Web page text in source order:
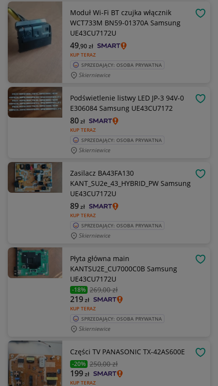
Moduł Wi-Fi BT czujka włącznik
WCT733M BN59-01370A Samsung
UE43CU7172U
KUP TERAZ
49,90zł
SPRZEDAJĄCY: OSOBA PRYWATNA
Skierniewice
Podświetlenie listwy LED JP-3 94V-0
E306084 Samsung UE43CU7172
KUP TERAZ
80zł
SPRZEDAJĄCY: OSOBA PRYWATNA
Skierniewice
Zasilacz BA43FA130
KANT_SU2e_43_HYBRID_PW Samsung
UE43CU7172U
KUP TERAZ
89zł
SPRZEDAJĄCY: OSOBA PRYWATNA
Skierniewice
Płyta główna main
KANTSU2E_CU7000C0B Samsung
UE43CU7172U
-18% 269,00 zł
KUP TERAZ
219zł
SPRZEDAJĄCY: OSOBA PRYWATNA
Skierniewice
Części TV PANASONIC TX-42AS600E
-20% 250,00 zł
KUP TERAZ
199zł